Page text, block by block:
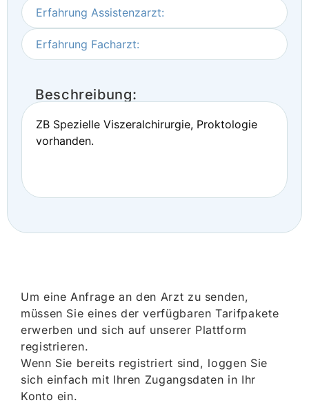
Erfahrung Assistenzarzt:
Erfahrung Facharzt:
Beschreibung:
ZB Spezielle Viszeralchirurgie, Proktologie
vorhanden.
Um eine Anfrage an den Arzt zu senden,
müssen Sie eines der verfügbaren Tarifpakete
erwerben und sich auf unserer Plattform
registrieren.
Wenn Sie bereits registriert sind, loggen Sie
sich einfach mit Ihren Zugangsdaten in Ihr
Konto ein.